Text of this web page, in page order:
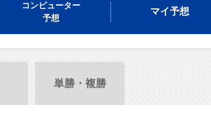
コンピューター
予想
マイ予想
単勝・複勝